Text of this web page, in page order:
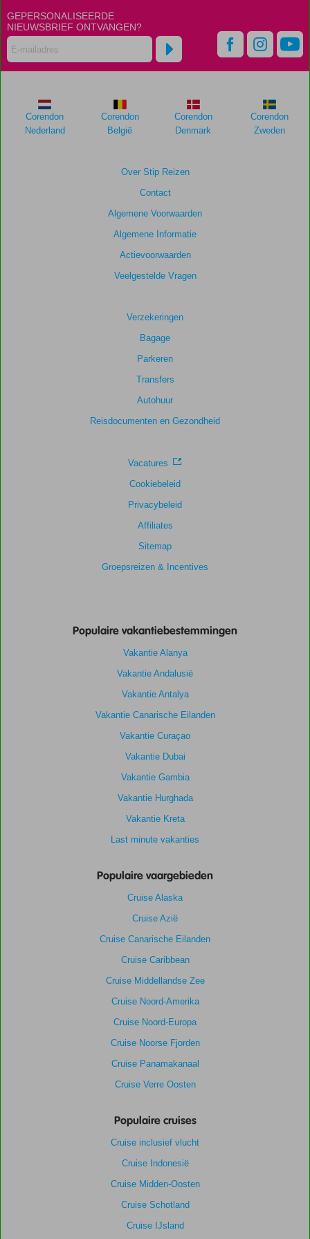
48
maanden
worden
meer
om
de
relevantie
7,8
Kamers
Kindvriendelijk
8,3
GEPERSONALISEERDE
NIEUWSBRIEF ONTVANGEN?
Over Stip Reizen
Contact
Algemene Voorwaarden
Algemene Informatie
Actievoorwaarden
Veelgestelde Vragen
Verzekeringen
Bagage
Parkeren
Transfers
Autohuur
Reisdocumenten en Gezondheid
Vacatures
Cookiebeleid
Privacybeleid
Affiliates
Sitemap
Groepsreizen & Incentives
Corendon
Nederland
Corendon
België
Corendon
Denmark
Corendon
Zweden
Populaire vakantiebestemmingen
Vakantie Alanya
Vakantie Andalusië
Vakantie Antalya
Vakantie Canarische Eilanden
Vakantie Curaçao
Vakantie Dubai
Vakantie Gambia
Vakantie Hurghada
Vakantie Kreta
Last minute vakanties
Populaire vaargebieden
Cruise Alaska
Cruise Azië
Cruise Canarische Eilanden
Cruise Caribbean
Cruise Middellandse Zee
Cruise Noord-Amerika
Cruise Noord-Europa
Cruise Noorse Fjorden
Cruise Panamakanaal
Cruise Verre Oosten
Populaire cruises
Cruise inclusief vlucht
Cruise Indonesië
Cruise Midden-Oosten
Cruise Schotland
Cruise IJsland